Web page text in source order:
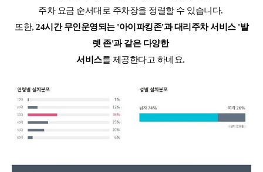
주차 요금 순서대로 주차장을 정렬할 수 있습니다.
또한, 24시간 무인운영되는 '아이파킹존'과 대리주차 서비스 '발
렛 존'과 같은 다양한
서비스를 제공한다고 하네요.